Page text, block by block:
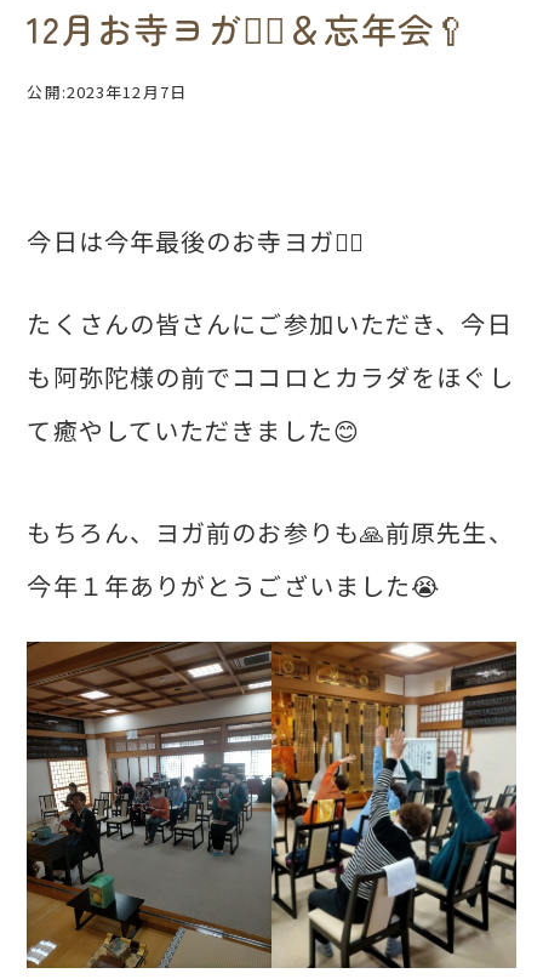
12月お寺ヨガ🧘‍♀＆忘年会🥄
公開:2023年12月7日
今日は今年最後のお寺ヨガ🧘‍♀
たくさんの皆さんにご参加いただき、今日
も阿弥陀様の前でココロとカラダをほぐし
て癒やしていただきました😊
もちろん、ヨガ前のお参りも🙏前原先生、
今年１年ありがとうございました😭